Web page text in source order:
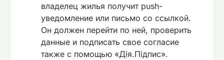
владелец жилья получит push-
уведомление или письмо со ссылкой.
Он должен перейти по ней, проверить
данные и подписать свое согласие
также с помощью «Дія.Підпис».